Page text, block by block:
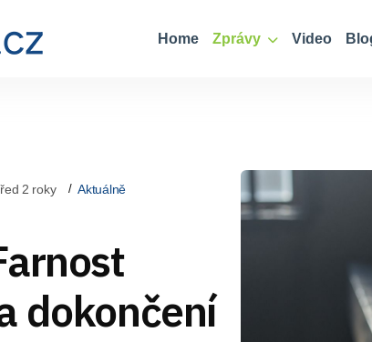
Home Zprávy Video
2 roky Aktuálně
dokončení